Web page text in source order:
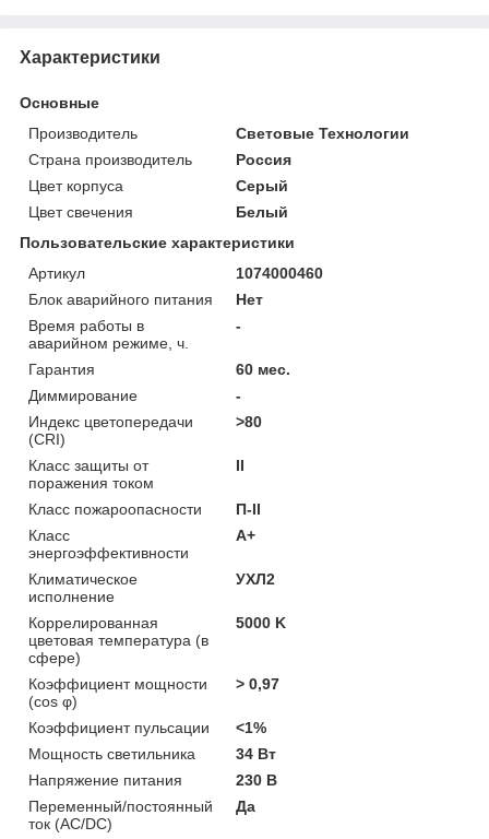
Характеристики
Основные
Производитель
Световые Технологии
Страна производитель
Россия
Цвет корпуса
Серый
Цвет свечения
Белый
Пользовательские характеристики
Артикул
1074000460
Блок аварийного питания
Нет
Время работы в
аварийном режиме, ч.
-
Гарантия
60 мес.
Диммирование
-
Индекс цветопередачи
(CRI)
>80
Класс защиты от
поражения током
II
Класс пожароопасности
П-ІІ
Класс
энергоэффективности
A+
Климатическое
исполнение
УХЛ2
Коррелированная
цветовая температура (в
сфере)
5000 K
Коэффициент мощности
(cos φ)
> 0,97
Коэффициент пульсации
<1%
Мощность светильника
34 Вт
Напряжение питания
230 В
Переменный/постоянный
ток (AC/DC)
Да